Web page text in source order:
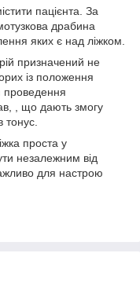
пацієнта. За
драбина
яких є над ліжком.
призначений не
із положення
проведення
, що дають змогу
тонус.
проста у
незалежним від
для настрою